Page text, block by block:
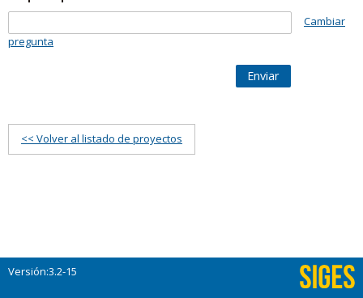
Cambiar
pregunta
Enviar
<< Volver al listado de proyectos
Versión:3.2-15